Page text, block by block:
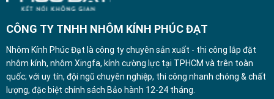
CÔNG TY TNHH NHÔM KÍNH PHÚC ĐẠT
Nhôm Kính Phúc Đạt là công ty chuyên sản xuất - thi công lắp đặt
nhôm kính, nhôm Xingfa, kính cường lực tại TPHCM và trên toàn
quốc; với uy tín, đội ngũ chuyên nghiệp, thi công nhanh chóng & chất
lượng, đặc biệt chính sách Bảo hành 12-24 tháng.